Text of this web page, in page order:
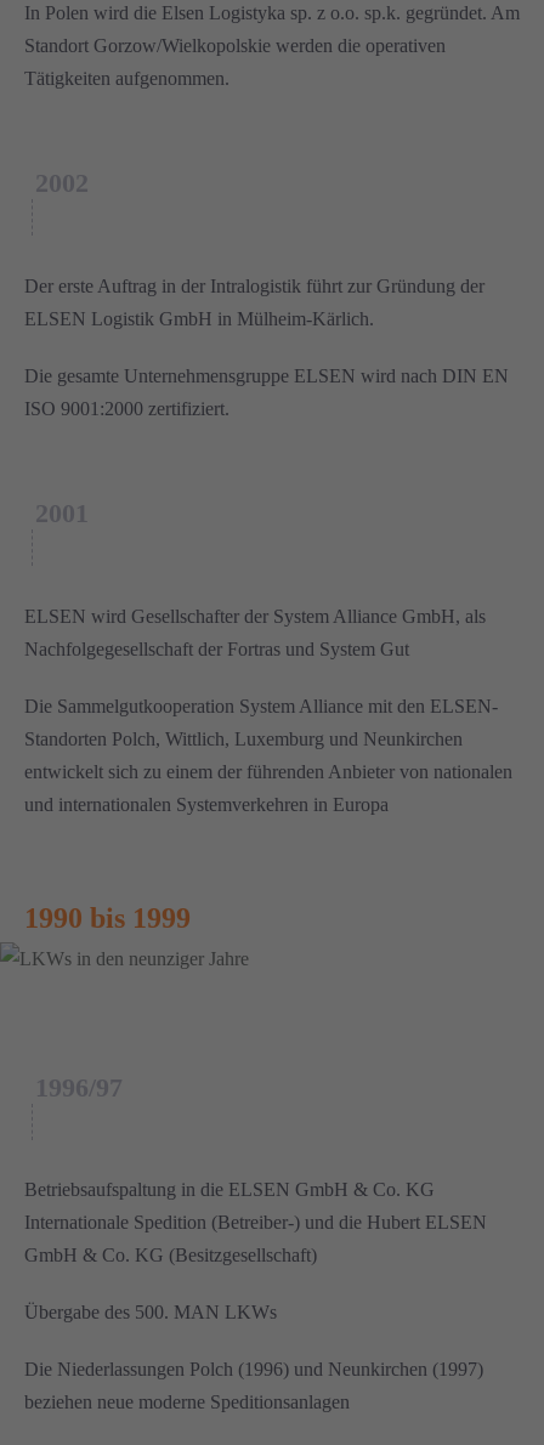
In Polen wird die Elsen Logistyka sp. z o.o. sp.k. gegründet. Am
Standort Gorzow/Wielkopolskie werden die operativen
Tätigkeiten aufgenommen.
2002
Der erste Auftrag in der Intralogistik führt zur Gründung der
ELSEN Logistik GmbH in Mülheim-Kärlich.
Die gesamte Unternehmensgruppe ELSEN wird nach DIN EN
ISO 9001:2000 zertifiziert.
2001
ELSEN wird Gesellschafter der System Alliance GmbH, als
Nachfolgegesellschaft der Fortras und System Gut
Die Sammelgutkooperation System Alliance mit den ELSEN-
Standorten Polch, Wittlich, Luxemburg und Neunkirchen
entwickelt sich zu einem der führenden Anbieter von nationalen
und internationalen Systemverkehren in Europa
1
1990 bis 1999
1996/97
Betriebsaufspaltung in die ELSEN GmbH & Co. KG
Internationale Spedition (Betreiber-) und die Hubert ELSEN
GmbH & Co. KG (Besitzgesellschaft)
Übergabe des 500. MAN LKWs
Die Niederlassungen Polch (1996) und Neunkirchen (1997)
beziehen neue moderne Speditionsanlagen